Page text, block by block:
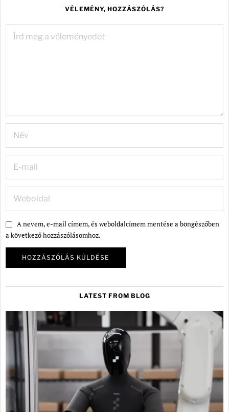
VÉLEMÉNY, HOZZÁSZÓLÁS?
A nevem, e-mail címem, és weboldalcímem mentése a böngészőben
a következő hozzászólásomhoz.
LATEST FROM BLOG